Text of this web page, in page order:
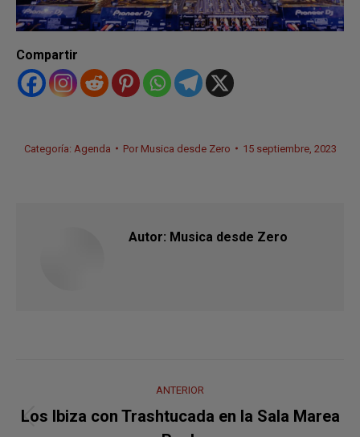
Compartir
Categoría: Agenda Por Musica desde Zero 15 septiembre, 2023
Autor: Musica desde Zero
entre
ANTERIOR
Publicación
Los Ibiza con Trashtucada en la Sala Marea